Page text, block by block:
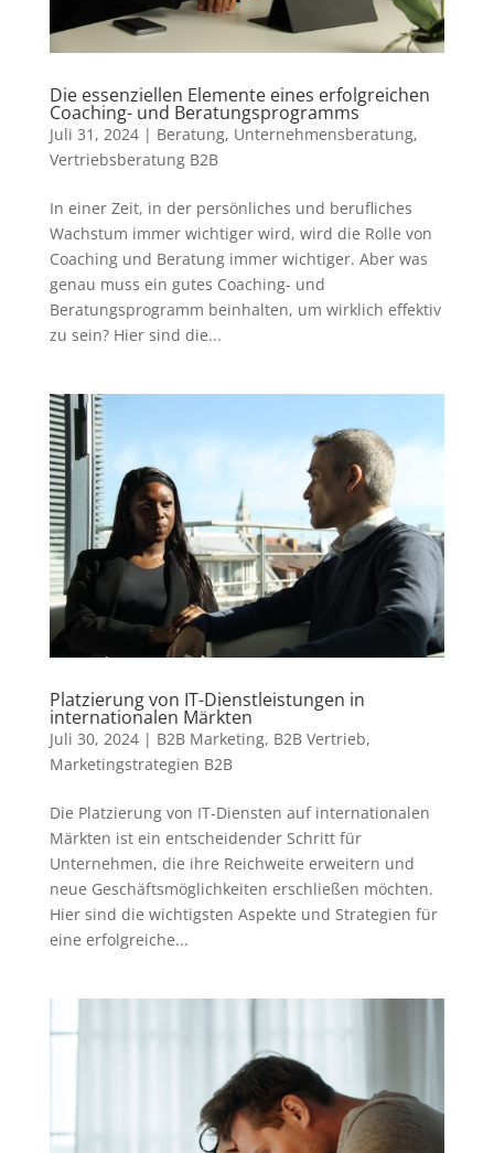
Die essenziellen Elemente eines erfolgreichen
Coaching- und Beratungsprogramms
Juli 31, 2024| Beratung, Unternehmensberatung,
Vertriebsberatung B2B
In einer Zeit, in der persönliches und berufliches
Wachstum immer wichtiger wird, wird die Rolle von
Coaching und Beratung immer wichtiger. Aber was
genau muss ein gutes Coaching- und
Beratungsprogramm beinhalten, um wirklich effektiv
zu sein? Hier sind die...
Platzierung von IT-Dienstleistungen in
internationalen Märkten
Juli 30, 2024| B2B Marketing, B2B Vertrieb,
Marketingstrategien B2B
Die Platzierung von IT-Diensten auf internationalen
Märkten ist ein entscheidender Schritt für
Unternehmen, die ihre Reichweite erweitern und
neue Geschäftsmöglichkeiten erschließen möchten.
Hier sind die wichtigsten Aspekte und Strategien für
eine erfolgreiche...